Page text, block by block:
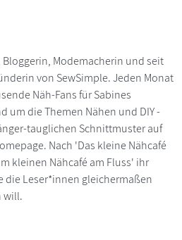
Modemacherin und seit
von SewSimple. Jeden Monat
Näh-Fans für Sabines
um die Themen Nähen und DIY -
tauglichen Schnittmuster auf
Nach 'Das kleine Nähcafé
kleinen Nähcafé am Fluss' ihr
die Leser*innen gleichermaßen
will.